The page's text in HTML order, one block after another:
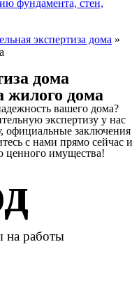
фундамента, стен,
экспертиза дома »
дома
жилого дома
вашего дома?
экспертизу у нас
официальные заключения
с нами прямо сейчас и
ценного имущества!
на работы